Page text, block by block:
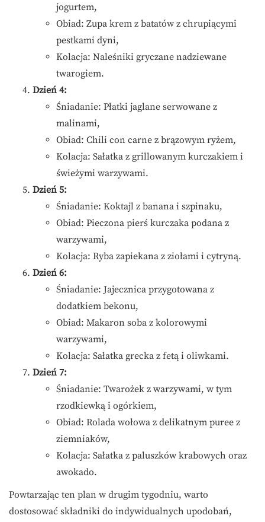
jogurtem,
Obiad: Zupa krem z batatów z chrupiącymi
pestkami dyni,
Kolacja: Naleśniki gryczane nadziewane
twarogiem.
Dzień 4:
Śniadanie: Płatki jaglane serwowane z
malinami,
Obiad: Chili con carne z brązowym ryżem,
Kolacja: Sałatka z grillowanym kurczakiem i
świeżymi warzywami.
Dzień 5:
Śniadanie: Koktajl z banana i szpinaku,
Obiad: Pieczona pierś kurczaka podana z
warzywami,
Kolacja: Ryba zapiekana z ziołami i cytryną.
Dzień 6:
Śniadanie: Jajecznica przygotowana z
dodatkiem bekonu,
Obiad: Makaron soba z kolorowymi
warzywami,
Kolacja: Sałatka grecka z fetą i oliwkami.
Dzień 7:
Śniadanie: Twarożek z warzywami, w tym
rzodkiewką i ogórkiem,
Obiad: Rolada wołowa z delikatnym puree z
ziemniaków,
Kolacja: Sałatka z paluszków krabowych oraz
awokado.
Powtarzając ten plan w drugim tygodniu, warto
dostosować składniki do indywidualnych upodobań,